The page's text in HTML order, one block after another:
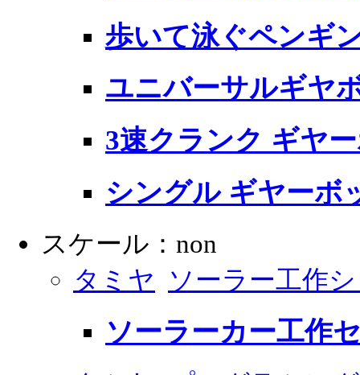
歩いて泳ぐペンギ
ユニバーサルギヤ
3速クランク ギヤ
シングル ギヤーボ
スケール：non
タミヤ
ソーラー工作
ソーラーカー工作